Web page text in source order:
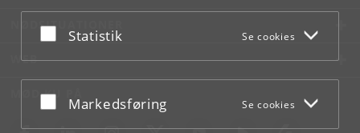
underCookie- og privatlivspolitiksom du finder i
bunden af hver side.
Acceptér eller afslå
Statistik Se cookies
Acceptér eller afslå
Markedsføring Se cookies
NØDSITUATIONER
WEB
MØD KU PÅ